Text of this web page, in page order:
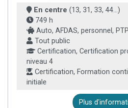
En centre (13, 31, 33, 44...)
749 h
Auto, AFDAS, personnel,
Tout public
Certification, Certification
niveau 4
Certification, Formation
initiale
Plus